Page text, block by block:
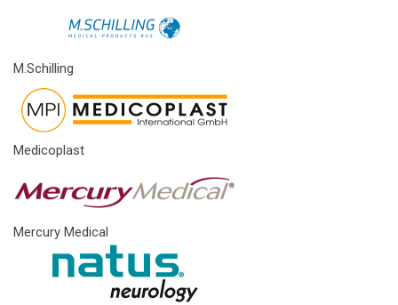
M.Schilling
Medicoplast
Mercury Medical